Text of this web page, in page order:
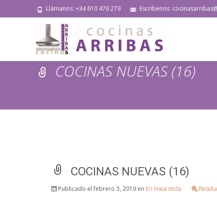
Llámanos: +34 610 476 279 Escríbenos:
COCINAS NUEVAS (16)
COCINAS NUEVAS (16)
Publicado el febrero 3, 2019 en En linea recta